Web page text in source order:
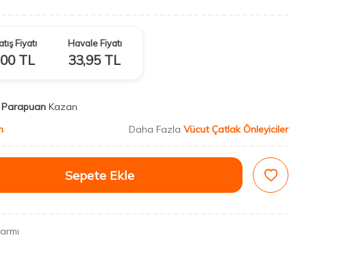
Fiyatı
TL
Havale Fiyatı
33,95TL
Kazan
Daha Fazla Vücut Çatlak Önleyiciler
Sepete Ekle